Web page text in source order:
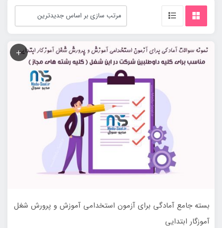
بسته جامع آمادگی برای آزمون استخدامی آموزش و پرورش شغل
آموزگار ابتدایی